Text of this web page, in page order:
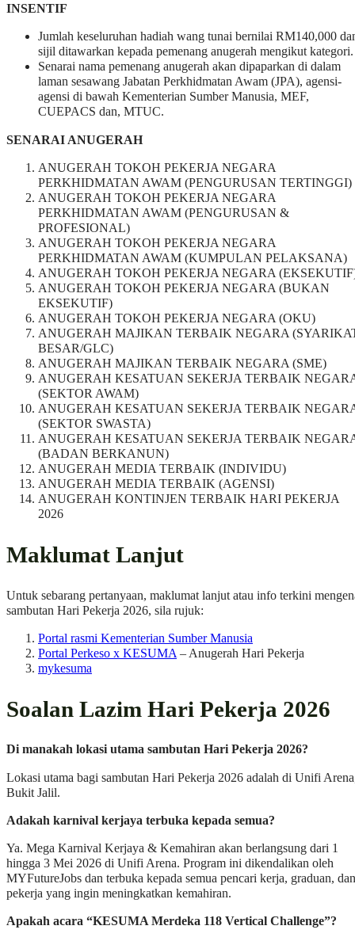
INSENTIF
Jumlah keseluruhan hadiah wang tunai bernilai RM140,000
sijil ditawarkan kepada pemenang anugerah mengikut kategori.
Senarai nama pemenang anugerah akan dipaparkan di dalam
laman sesawang Jabatan Perkhidmatan Awam (JPA), agensi-
agensi di bawah Kementerian Sumber Manusia, MEF,
CUEPACS dan, MTUC.
SENARAI ANUGERAH
ANUGERAH TOKOH PEKERJA NEGARA
PERKHIDMATAN AWAM (PENGURUSAN TERTINGGI)
ANUGERAH TOKOH PEKERJA NEGARA
PERKHIDMATAN AWAM (PENGURUSAN &
PROFESIONAL)
ANUGERAH TOKOH PEKERJA NEGARA
PERKHIDMATAN AWAM (KUMPULAN PELAKSANA)
ANUGERAH TOKOH PEKERJA NEGARA
ANUGERAH TOKOH PEKERJA NEGARA (BUKAN
EKSEKUTIF)
ANUGERAH TOKOH PEKERJA NEGARA (OKU)
ANUGERAH MAJIKAN TERBAIK NEGARA
BESAR/GLC)
ANUGERAH MAJIKAN TERBAIK NEGARA (SME)
ANUGERAH KESATUAN SEKERJA TERBAIK
(SEKTOR AWAM)
ANUGERAH KESATUAN SEKERJA TERBAIK
(SEKTOR SWASTA)
ANUGERAH KESATUAN SEKERJA TERBAIK
(BADAN BERKANUN)
ANUGERAH MEDIA TERBAIK (INDIVIDU)
ANUGERAH MEDIA TERBAIK (AGENSI)
ANUGERAH KONTINJEN TERBAIK HARI PEKERJA
2026
Maklumat Lanjut
Untuk sebarang pertanyaan, maklumat lanjut atau info terkini
sambutan Hari Pekerja 2026, sila rujuk:
Portal rasmi Kementerian Sumber Manusia
Portal Perkeso x KESUMA– Anugerah Hari Pekerja
mykesuma
Soalan Lazim Hari Pekerja 2026
Di manakah lokasi utama sambutan Hari Pekerja 2026?
Lokasi utama bagi sambutan Hari Pekerja 2026 adalah di Unifi
Bukit Jalil.
Adakah karnival kerjaya terbuka kepada semua?
Ya. Mega Karnival Kerjaya & Kemahiran akan berlangsung dari 1
hingga 3 Mei 2026 di Unifi Arena. Program ini dikendalikan oleh
MYFutureJobs dan terbuka kepada semua pencari kerja, graduan, dan
pekerja yang ingin meningkatkan kemahiran.
Apakah acara “KESUMA Merdeka 118 Vertical Challenge”?